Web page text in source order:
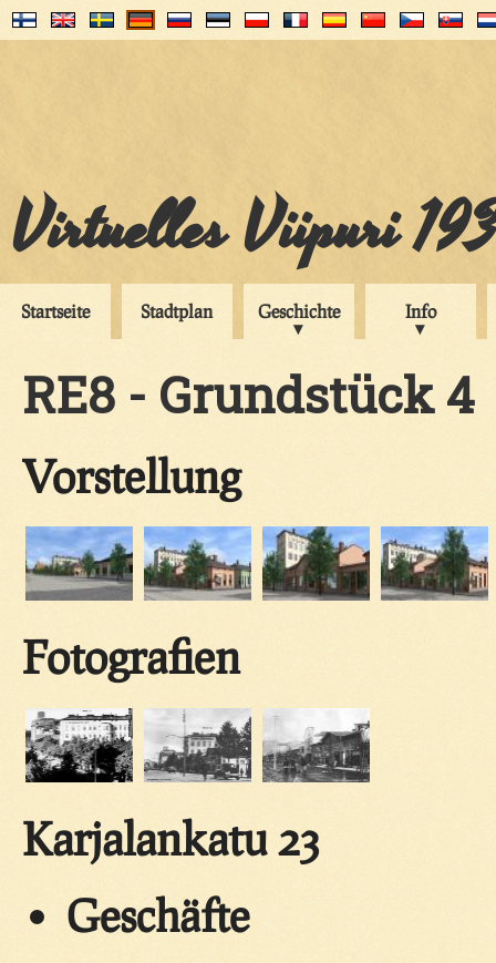
Virtuelles Viipuri
Startseite Stadtplan Geschichte Info
RE8 - Grundstück 4
Vorstellung
Fotografien
Karjalankatu 23
Geschäfte